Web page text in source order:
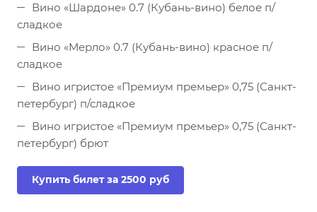
Вино «Шардоне» 0.7 (Кубань-вино) белое п/
сладкое
Вино «Мерло» 0.7 (Кубань-вино) красное п/
сладкое
Вино игристое «Премиум премьер» 0,75 (Санкт-
петербург) п/сладкое
Вино игристое «Премиум премьер» 0,75 (Санкт-
петербург) брют
Купить билет за 2500 руб